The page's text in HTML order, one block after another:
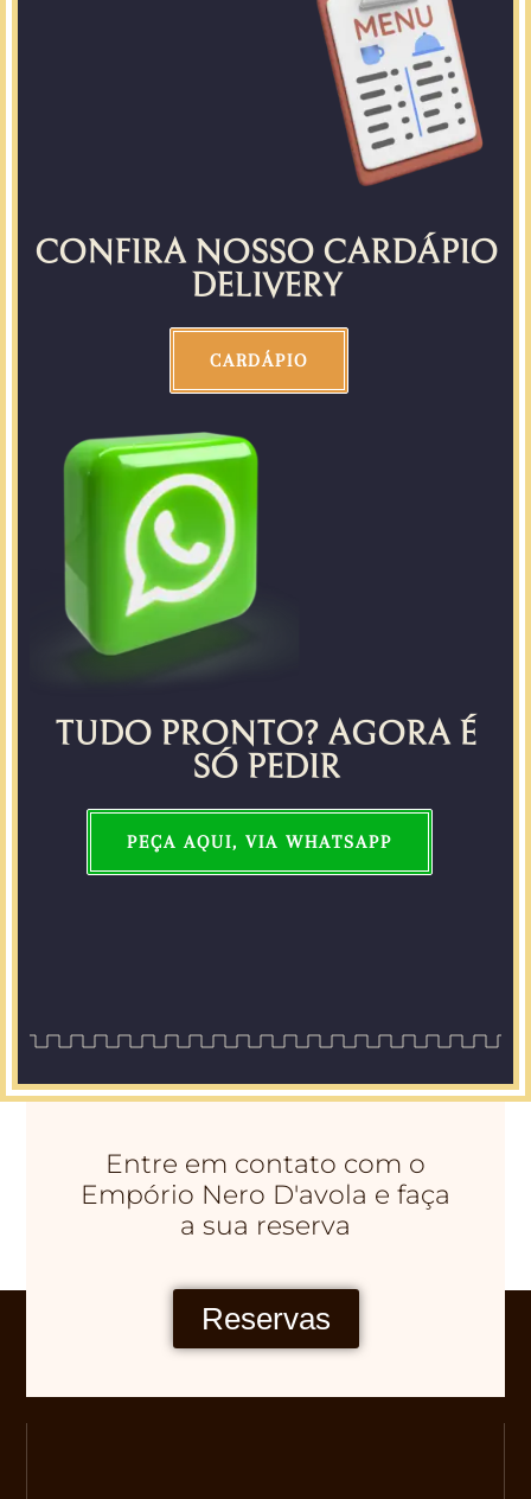
CONFIRA NOSSO CARDÁPIO
DELIVERY
CARDÁPIO
TUDO PRONTO? AGORA É
SÓ PEDIR
PEÇA AQUI, VIA WHATSAPP
Entre em contato com o
Empório Nero D'avola e faça
a sua reserva
Reservas